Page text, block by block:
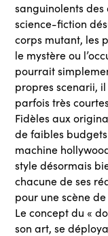
sanguinolents des
science-fiction
corps mutant, les
le mystère ou
pourrait
propres scenarii,
parfois très
Fidèles aux
de faibles
machine
style désormais
chacune de ses
pour une scène
Le concept du «
son art, se